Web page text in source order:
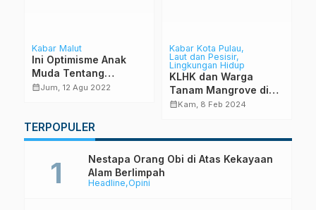
Kabar Malut
Ini Optimisme Anak
Muda Tentang
Indonesia
calendar_monthJum, 12 Agu 2022
Kabar Kota Pulau
Laut dan Pesisir
Lingkungan Hidup
KLHK dan Warga
Tanam Mangrove di
Desa Toseho Tidore
calendar_monthKam, 8 Feb 2024
TERPOPULER
Headline Opini
Nestapa Orang Obi di Atas Kekayaan
Alam Berlimpah